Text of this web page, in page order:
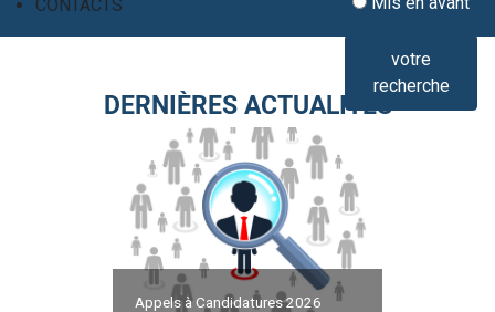
CONTACTS
votre
recherche
DERNIÈRES ACTUALITÉS
Appels à Candidatures 2026